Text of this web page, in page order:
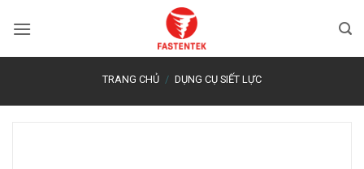
qua
TRANG CHỦ / DỤNG CỤ SIẾT LỰC